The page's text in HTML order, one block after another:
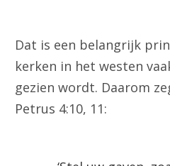
Dat is een belangrijk
kerken in het westen
gezien wordt. Daarom
Petrus 4:10, 11: